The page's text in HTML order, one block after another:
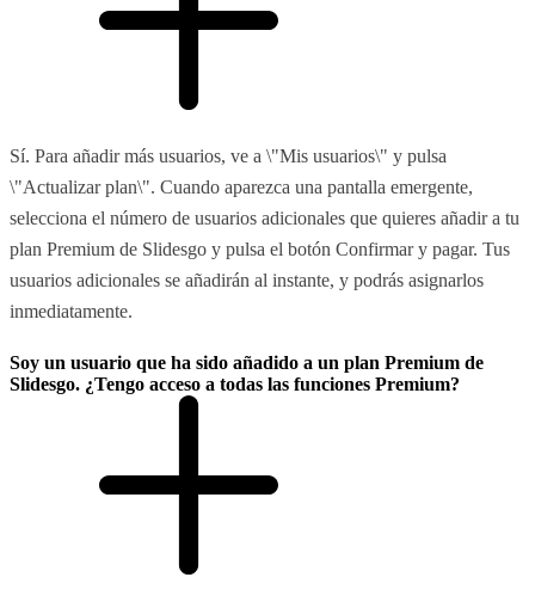
Sí. Para añadir más usuarios, ve a \"Mis usuarios\" y pulsa
\"Actualizar plan\". Cuando aparezca una pantalla emergente,
selecciona el número de usuarios adicionales que quieres añadir a tu
plan Premium de Slidesgo y pulsa el botón Confirmar y pagar. Tus
usuarios adicionales se añadirán al instante, y podrás asignarlos
inmediatamente.
Soy un usuario que ha sido añadido a un plan Premium de
Slidesgo. ¿Tengo acceso a todas las funciones Premium?